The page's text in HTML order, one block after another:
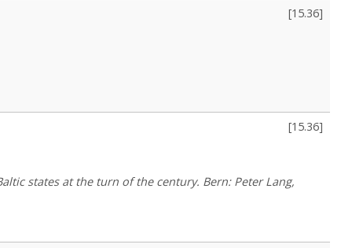
[15.36]
[15.36]
states at the turn of the century. Bern: Peter Lang,